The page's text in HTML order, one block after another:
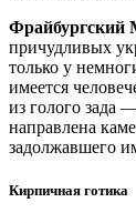
Фрайбургский
причудливых
только у
имеется
из голого зада
направлена
задолжавшего
Кирпичная готика